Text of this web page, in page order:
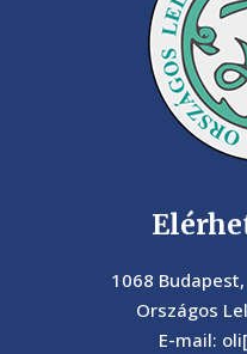
1068
Országos
E-mail: